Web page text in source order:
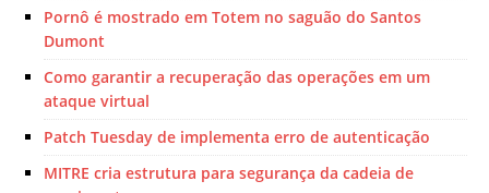
Pornô é mostrado em Totem no saguão do Santos
Dumont
Como garantir a recuperação das operações em um
ataque virtual
Patch Tuesday de implementa erro de autenticação
MITRE cria estrutura para segurança da cadeia de